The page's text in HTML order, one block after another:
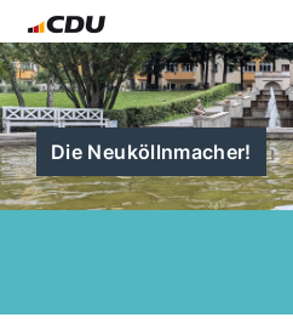
Die Neuköllnmacher!